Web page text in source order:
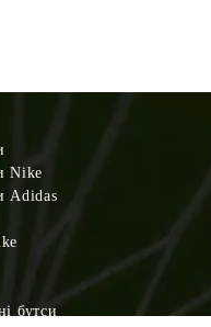
Nike
Adidas
бутси